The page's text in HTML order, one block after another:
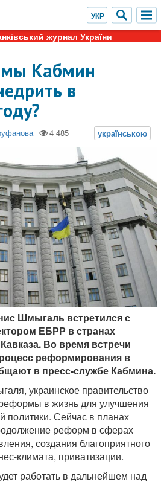
журнал України
Кабмин
в
Шмыгаль встретился с
ЕБРР в странах
Во время встречи
реформирования в
в пресс-службе Кабмина.
украинское правительство
в жизнь для улучшения
политики. Сейчас в планах
реформ в сферах
создания благоприятного
климата, приватизации.
работать в дальнейшем над